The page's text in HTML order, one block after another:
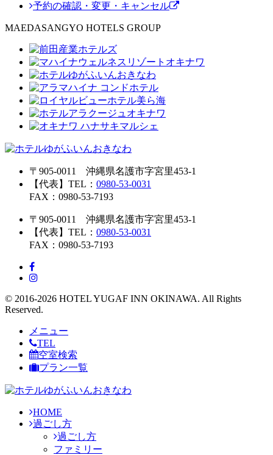
予約の確認・変更・キャンセル
MAEDASANGYO HOTELS GROUP
〒905-0011 沖縄県名護市字宮里453-1
【代表】TEL： 0980-53-0031
FAX：0980-53-7193
〒905-0011 沖縄県名護市字宮里453-1
【代表】TEL： 0980-53-0031
FAX：0980-53-7193
© 2016-2026 HOTEL YUGAF INN OKINAWA. All Rights
Reserved.
メニュー
TEL
空室検索
プラン一覧
HOME
過ごし方
過ごし方
ファミリー